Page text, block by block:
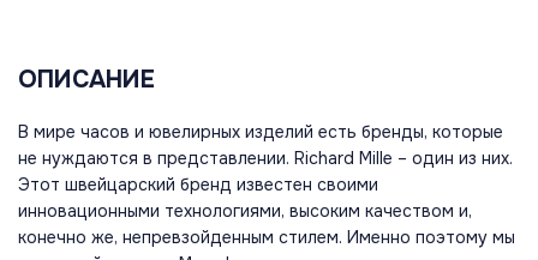
ОПИСАНИЕ
В мире часов и ювелирных изделий есть бренды, которые
не нуждаются в представлении. Richard Mille – один из них.
Этот швейцарский бренд известен своими
инновационными технологиями, высоким качеством и,
конечно же, непревзойденным стилем. Именно поэтому мы